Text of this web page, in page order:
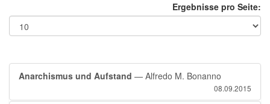
Ergebnisse pro Seite:
Anarchismus und Aufstand — Alfredo M. Bonanno
08.09.2015